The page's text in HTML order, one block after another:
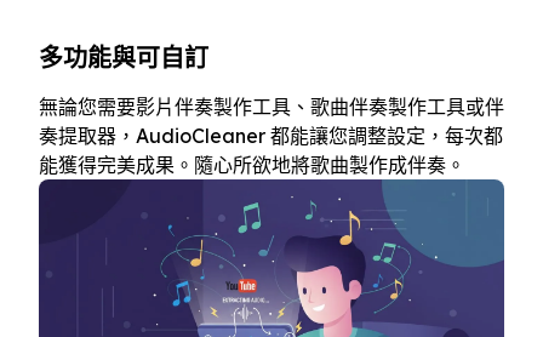
多功能與可自訂
無論您需要影片伴奏製作工具、歌曲伴奏製作工具或伴
奏提取器，AudioCleaner 都能讓您調整設定，每次都
能獲得完美成果。隨心所欲地將歌曲製作成伴奏。